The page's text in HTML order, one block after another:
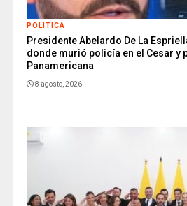
POLITICA
Presidente Abelardo De La
donde murió policía en el Cesar y
Panamericana
8 agosto, 2026